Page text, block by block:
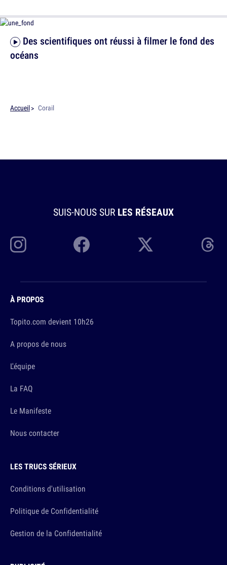
océans
Accueil Corail
SUIS-NOUS SUR LES RÉSEAUX
À PROPOS
Topito.com devient 10h26
A propos de nous
L'équipe
La FAQ
Le Manifeste
Nous contacter
LES TRUCS SÉRIEUX
Conditions d'utilisation
Politique de Confidentialité
Gestion de la Confidentialité